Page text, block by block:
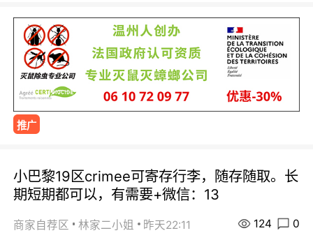
推广
小巴黎19区crimee可寄存行李，随存随取。长
期短期都可以，有需要+微信：13
商家自荐区 林家二小姐 昨天22:11 124 0